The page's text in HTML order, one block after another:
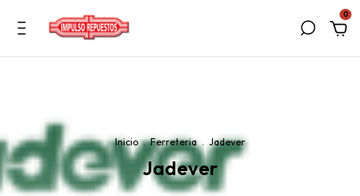
0
Inicio . Ferreteria Jadever
Jadever